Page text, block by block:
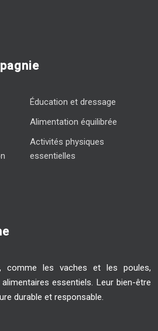
Éducation et dressage
Alimentation équilibrée
Activités physiques
essentielles
comme les vaches et les poules,
essentiels. Leur bien-être
durable et responsable.